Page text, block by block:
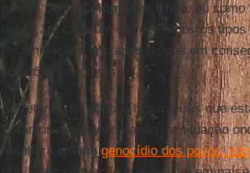
países como
Colômbia e Chile, ou
oposição, cada um oferece todos os
recriminações cruzadas do que em
soluções concretas.
Entretanto, há populações inteiras que
Estamos nos aproximando da situação
resultará em umgenocídio dos povos